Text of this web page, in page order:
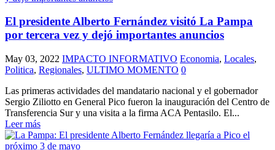
El presidente Alberto Fernández visitó La Pampa
por tercera vez y dejó importantes anuncios
May 03, 2022 IMPACTO INFORMATIVO Economia, Locales,
Politica, Regionales, ULTIMO MOMENTO 0
Las primeras actividades del mandatario nacional y el gobernador
Sergio Ziliotto en General Pico fueron la inauguración del Centro de
Transferencia Sur y una visita a la firma ACA Pentasilo. El...
Leer más